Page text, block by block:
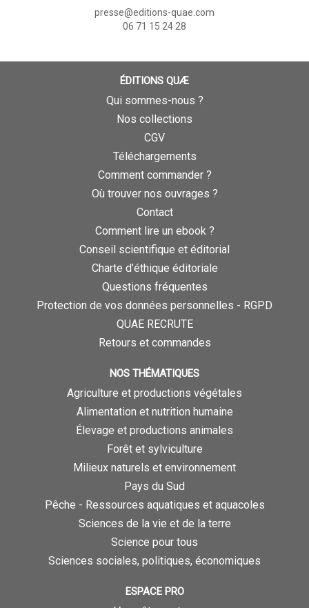
presse@editions-quae.com
06 71 15 24 28
ÉDITIONS QUÆ
Qui sommes-nous ?
Nos collections
CGV
Téléchargements
Comment commander ?
Où trouver nos ouvrages ?
Contact
Comment lire un ebook ?
Conseil scientifique et éditorial
Charte d’éthique éditoriale
Questions fréquentes
Protection de vos données personnelles - RGPD
QUAE RECRUTE
Retours et commandes
NOS THÉMATIQUES
Agriculture et productions végétales
Alimentation et nutrition humaine
Élevage et productions animales
Forêt et sylviculture
Milieux naturels et environnement
Pays du Sud
Pêche - Ressources aquatiques et aquacoles
Sciences de la vie et de la terre
Science pour tous
Sciences sociales, politiques, économiques
ESPACE PRO